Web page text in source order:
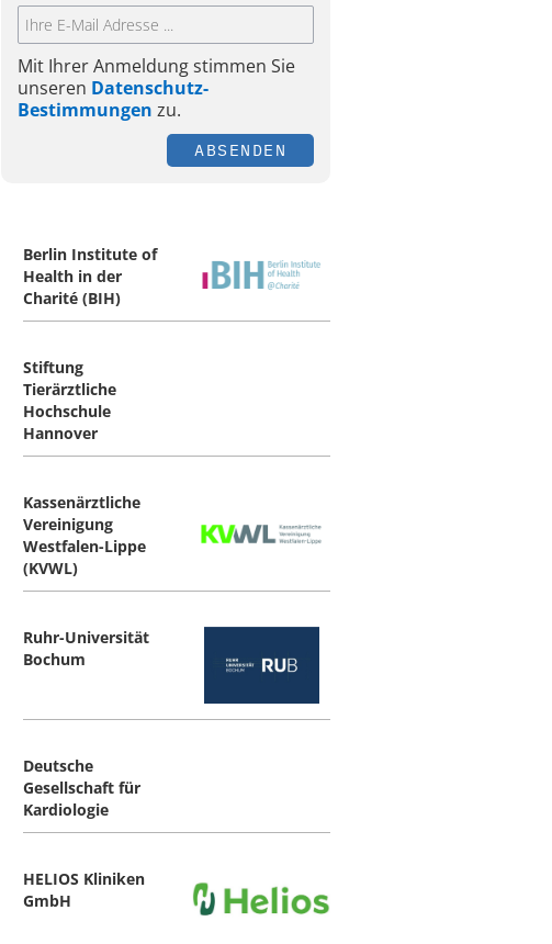
Mit Ihrer Anmeldung stimmen Sie
unseren Datenschutz-
Bestimmungen zu.
ABSENDEN
Berlin Institute of
Health in der
Charité (BIH)
Stiftung
Tierärztliche
Hochschule
Hannover
Kassenärztliche
Vereinigung
Westfalen-Lippe
(KVWL)
Ruhr-Universität
Bochum
Deutsche
Gesellschaft für
Kardiologie
HELIOS Kliniken
GmbH